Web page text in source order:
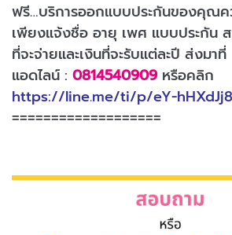
ฟรี…บริการออกแบบประกันของคุณค
เพียงแจ้งชื่อ อายุ เพศ แบบประกัน
ที่จะจ่ายและเงินที่จะรับแต่ละปี ส่งมาที่
แอดไลน์ : 0814540909หรือคลิก
https://line.me/ti/p/eY-hHXdJj8
===================